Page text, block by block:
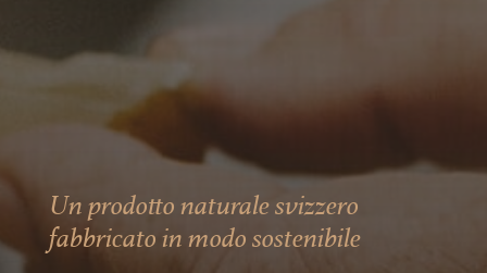
Un prodotto naturale svizzero
fabbricato in modo sostenibile